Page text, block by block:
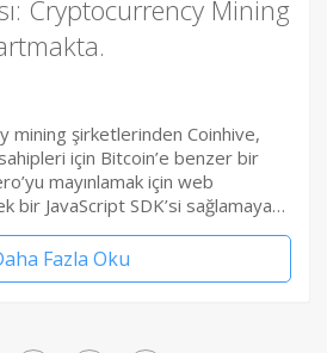
Cryptocurrency Mining
mining şirketlerinden Coinhive,
için Bitcoin’e benzer bir
mayınlamak için web
bir JavaScript SDK’si sağlamaya…
Fazla Oku